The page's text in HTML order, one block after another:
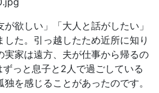
欲しい」「大人と話がしたい」
した。引っ越したため近所に知り
実家は遠方、夫が仕事から帰るの
っと息子と2人で過ごしている
を感じることがあったのです。